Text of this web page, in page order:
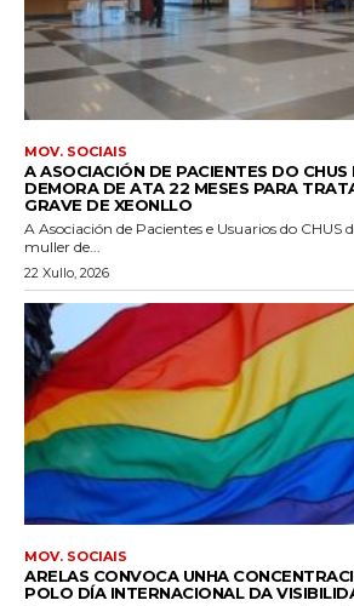
MOV. SOCIAIS
A ASOCIACIÓN DE PACIENTES DO CHUS
DEMORA DE ATA 22 MESES PARA
GRAVE DE XEONLLO
A Asociación de Pacientes e Usuarios do CHUS
muller de...
22 Xullo, 2026
MOV. SOCIAIS
ARELAS CONVOCA UNHA
POLO DÍA INTERNACIONAL DA